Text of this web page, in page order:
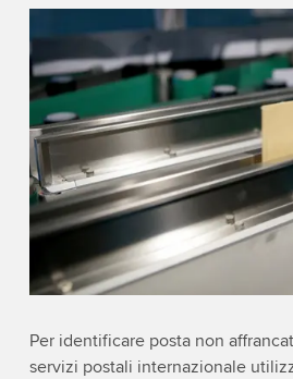
Per identificare posta non
servizi postali internazionale